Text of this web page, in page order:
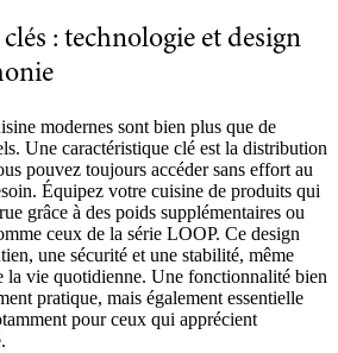
: technologie et design
modernes sont bien plus que de
Une caractéristique clé est la distribution
pouvez toujours accéder sans effort au
Équipez votre cuisine de produits qui
grâce à des poids supplémentaires ou
ceux de la série LOOP. Ce design
une sécurité et une stabilité, même
la vie quotidienne. Une fonctionnalité bien
pratique, mais également essentielle
pour ceux qui apprécient